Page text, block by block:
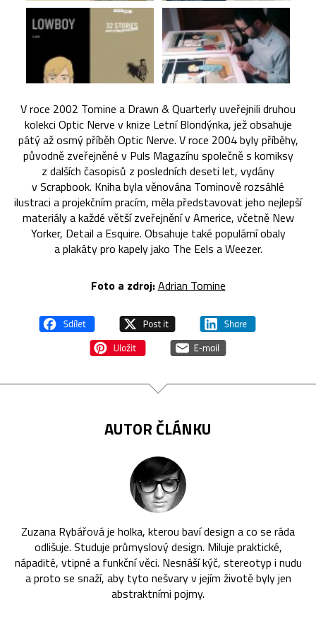
V roce 2002 Tomine a Drawn & Quarterly uveřejnili druhou
kolekci Optic Nerve v knize Letní Blondýnka, jež obsahuje
pátý až osmý příběh Optic Nerve. V roce 2004 byly příběhy,
původně zveřejněné v Puls Magazínu společně s komiksy
z dalších časopisů z posledních deseti let, vydány
v Scrapbook. Kniha byla věnována Tominově rozsáhlé
ilustraci a projekčním pracím, měla představovat jeho nejlepší
materiály a každé větší zveřejnění v Americe, včetně New
Yorker, Detail a Esquire. Obsahuje také populární obaly
a plakáty pro kapely jako The Eels a Weezer.
Foto a zdroj:Adrian Tomine
AUTOR ČLÁNKU
Zuzana Rybářová je holka, kterou baví design a co se ráda
odlišuje. Studuje průmyslový design. Miluje praktické,
nápadité, vtipné a funkční věci. Nesnáší kýč, stereotyp i nudu
a proto se snaží, aby tyto nešvary v jejím životě byly jen
abstraktními pojmy.